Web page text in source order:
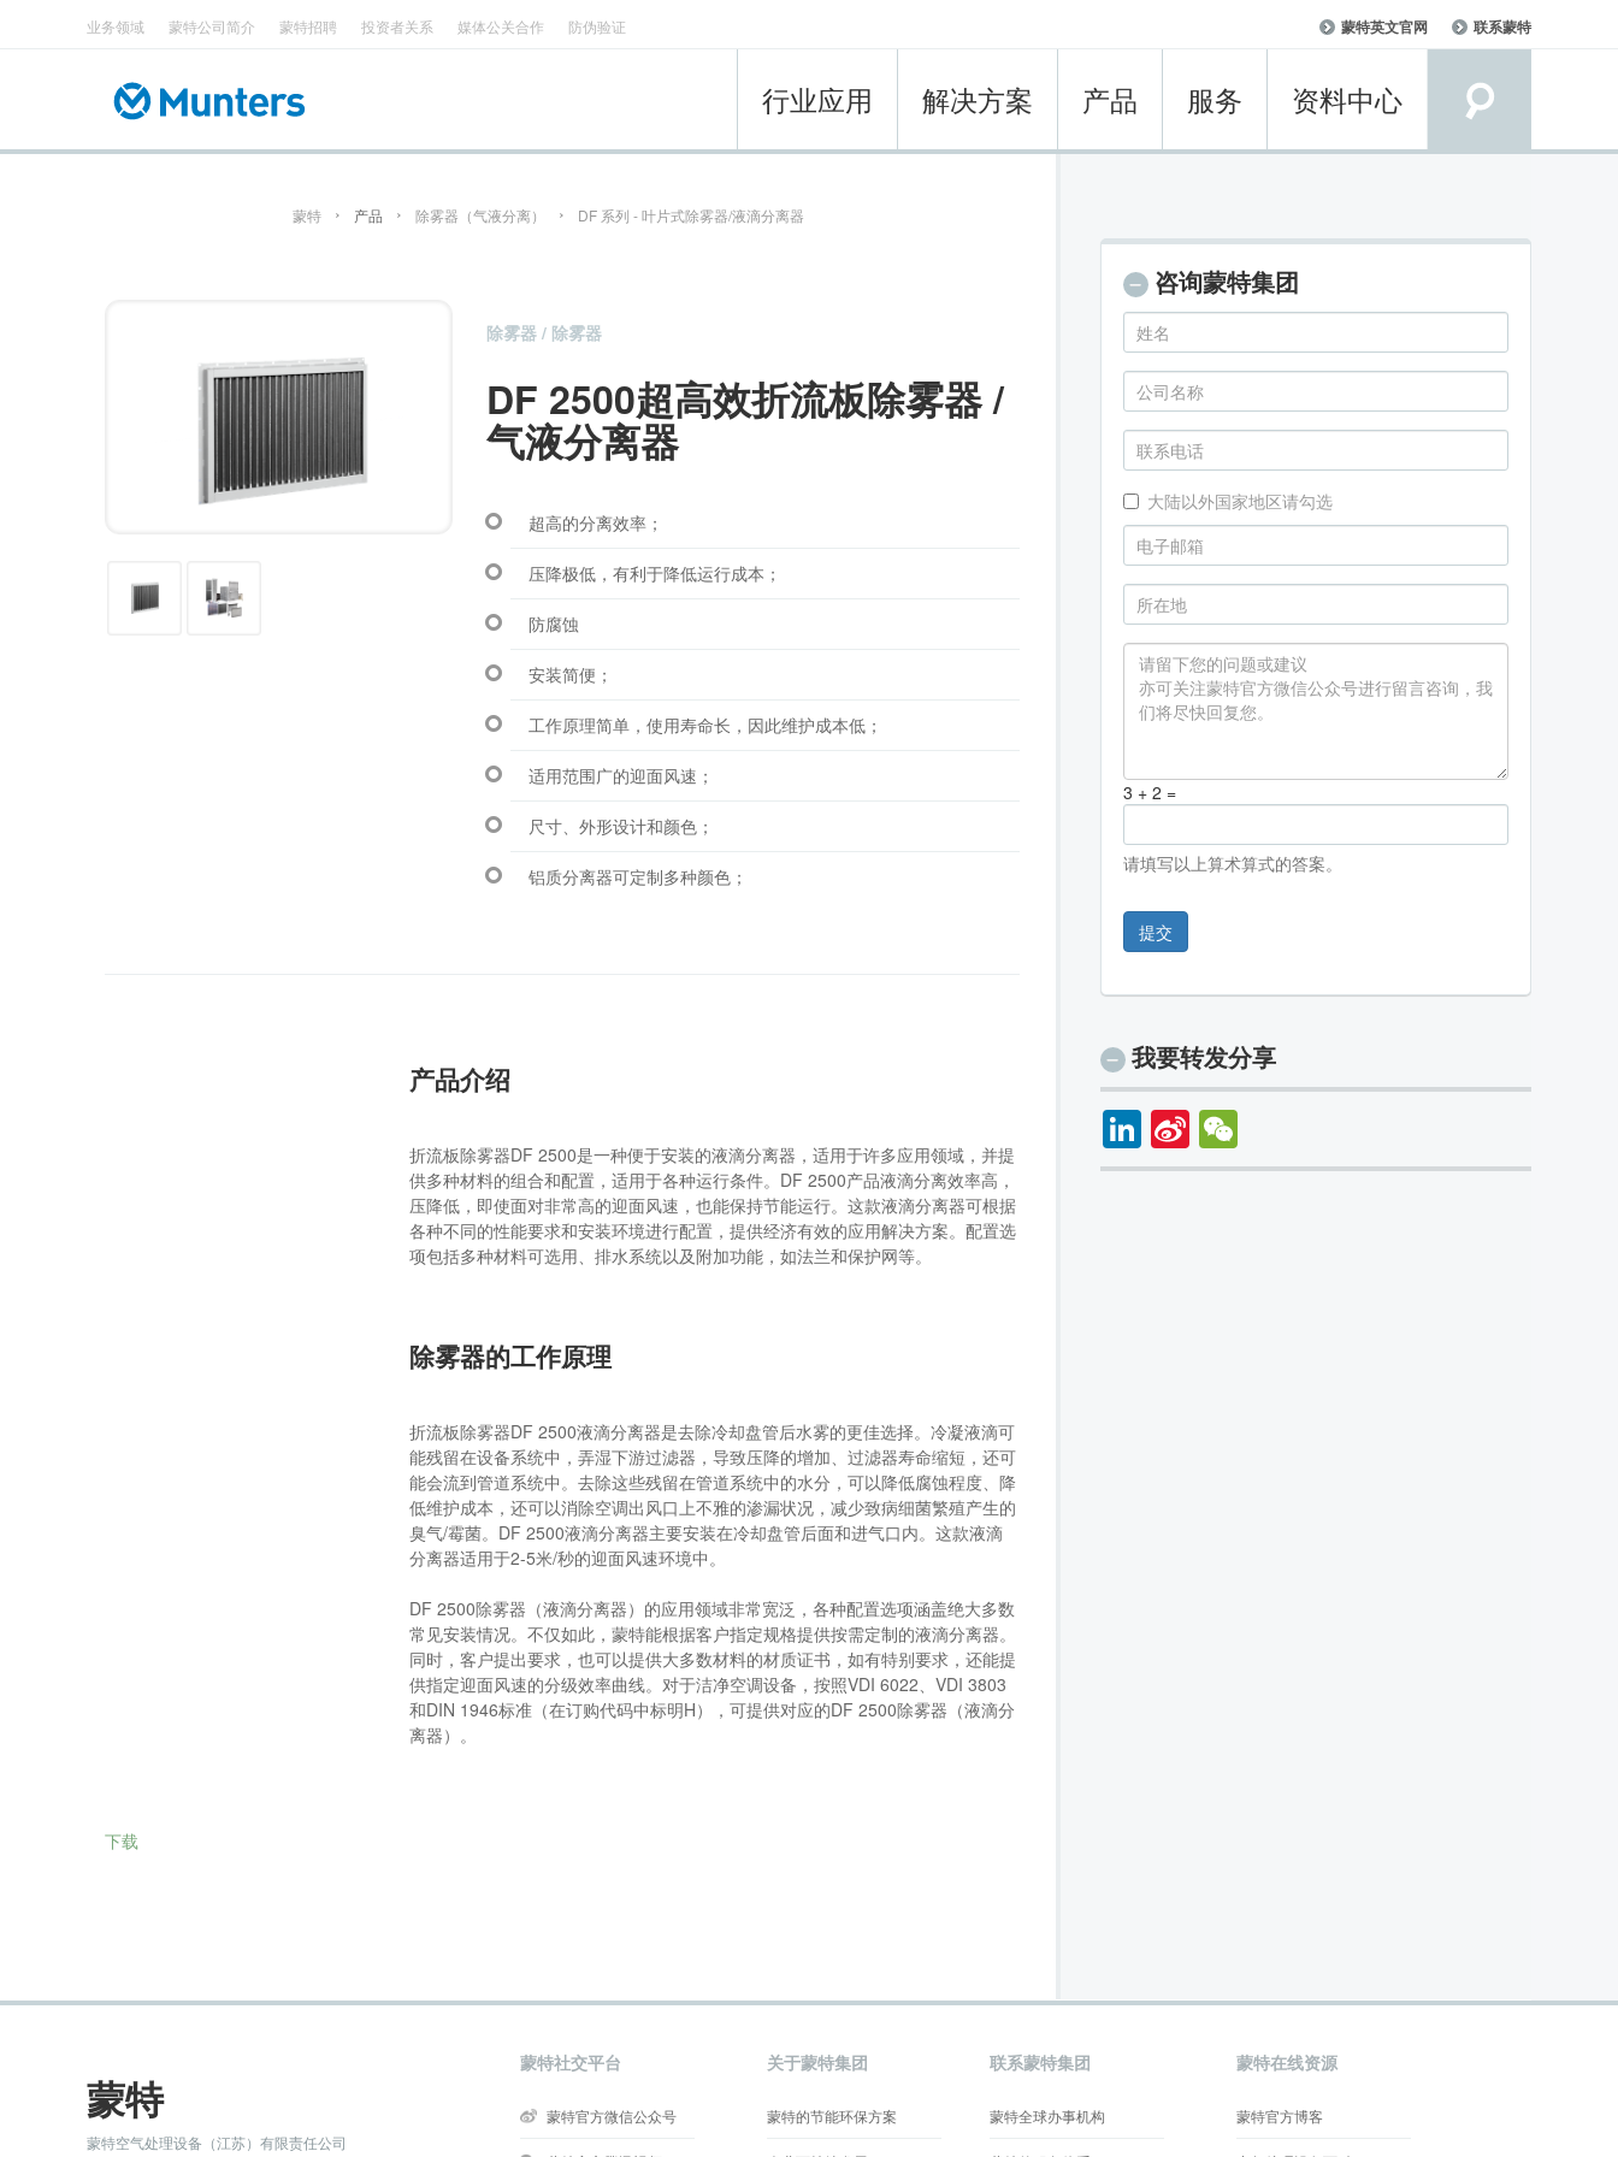
要
navigation 行业应用 解决方案 产品 服务 资料中心
业务领域 蒙特公司简介 蒙特招聘 投资者关系 媒体公关合作 防伪验证 User
menu
蒙特英文官网 联系蒙特
蒙特 产品 除雾器（气液分离） DF 系列 - 叶片式除雾器/液滴分离器
除雾器 / 除雾器
DF 2500超高效折流板除雾器 /
气液分离器
超高的分离效率；
压降极低，有利于降低运行成本；
防腐蚀
安装简便；
工作原理简单，使用寿命长，因此维护成本低；
适用范围广的迎面风速；
尺寸、外形设计和颜色；
铝质分离器可定制多种颜色；
产品介绍
折流板除雾器DF 2500是一种便于安装的液滴分离器，适用于许多应用领域，并提
供多种材料的组合和配置，适用于各种运行条件。DF 2500产品液滴分离效率高，
压降低，即使面对非常高的迎面风速，也能保持节能运行。这款液滴分离器可根据
各种不同的性能要求和安装环境进行配置，提供经济有效的应用解决方案。配置选
项包括多种材料可选用、排水系统以及附加功能，如法兰和保护网等。
除雾器的工作原理
折流板除雾器DF 2500液滴分离器是去除冷却盘管后水雾的更佳选择。冷凝液滴可
能残留在设备系统中，弄湿下游过滤器，导致压降的增加、过滤器寿命缩短，还可
能会流到管道系统中。去除这些残留在管道系统中的水分，可以降低腐蚀程度、降
低维护成本，还可以消除空调出风口上不雅的渗漏状况，减少致病细菌繁殖产生的
臭气/霉菌。DF 2500液滴分离器主要安装在冷却盘管后面和进气口内。这款液滴
分离器适用于2-5米/秒的迎面风速环境中。
DF 2500除雾器（液滴分离器）的应用领域非常宽泛，各种配置选项涵盖绝大多数
常见安装情况。不仅如此，蒙特能根据客户指定规格提供按需定制的液滴分离器。
同时，客户提出要求，也可以提供大多数材料的材质证书，如有特别要求，还能提
供指定迎面风速的分级效率曲线。对于洁净空调设备，按照VDI 6022、VDI 3803
和DIN 1946标准（在订购代码中标明H），可提供对应的DF 2500除雾器（液滴分
离器）。
下载
咨询蒙特集团
大陆以外国家地区请勾选
3 + 2 =
请填写以上算术算式的答案。
提交
我要转发分享
蒙特
蒙特空气处理设备（江苏）有限责任公司
蒙特社交平台
蒙特官方微信公众号
关于蒙特集团
蒙特的节能环保方案
联系蒙特集团
蒙特全球办事机构
蒙特在线资源
蒙特官方博客